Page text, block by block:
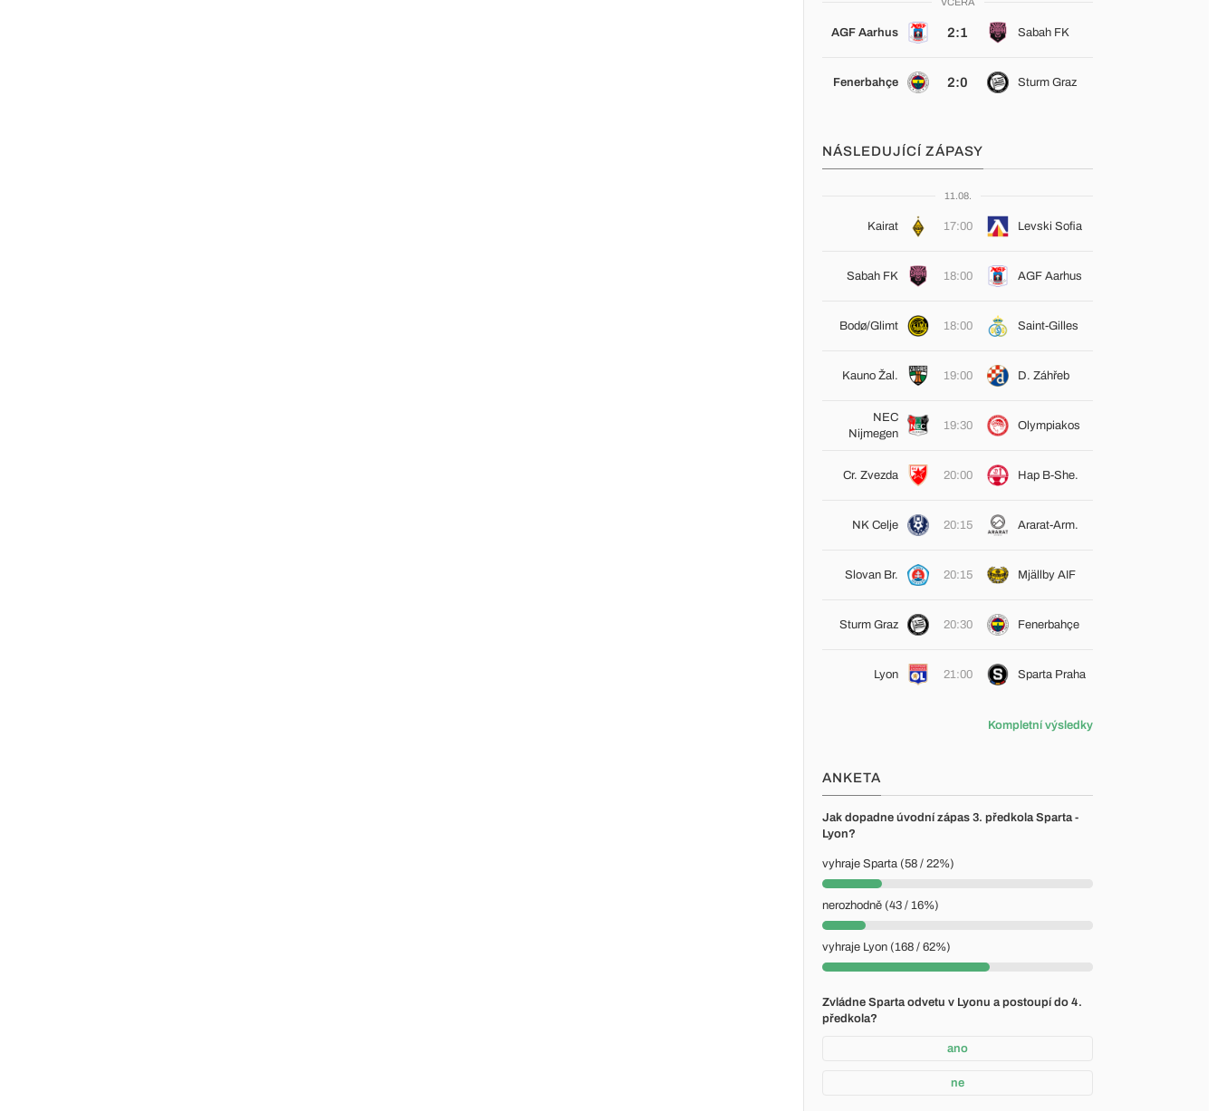
AGF Aarhus 2:1 Sabah FK
Fenerbahçe 2:0 Sturm Graz
NÁSLEDUJÍCÍ ZÁPASY
11.08.
Kairat 17:00 Levski Sofia
Sabah FK 18:00 AGF Aarhus
Bodø/Glimt 18:00 Saint-Gilles
Kauno Žal. 19:00 D. Záhřeb
NEC
Nijmegen
19:30 Olympiakos
Cr. Zvezda 20:00 Hap B-She.
NK Celje 20:15 Ararat-Arm.
Slovan Br. 20:15 Mjällby AIF
Sturm Graz 20:30 Fenerbahçe
Lyon 21:00 Sparta Praha
Kompletní výsledky
ANKETA
Jak dopadne úvodní zápas 3. předkola Sparta -
Lyon?
vyhraje Sparta (58 / 22%)
nerozhodně (43 / 16%)
vyhraje Lyon (168 / 62%)
Zvládne Sparta odvetu v Lyonu a postoupí do 4.
předkola?
ano
ne